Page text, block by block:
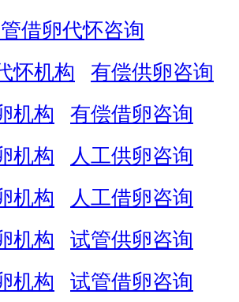
借卵代怀咨询
怀机构
有偿供卵咨询
机构
有偿借卵咨询
机构
人工供卵咨询
机构
人工借卵咨询
机构
试管供卵咨询
机构
试管借卵咨询